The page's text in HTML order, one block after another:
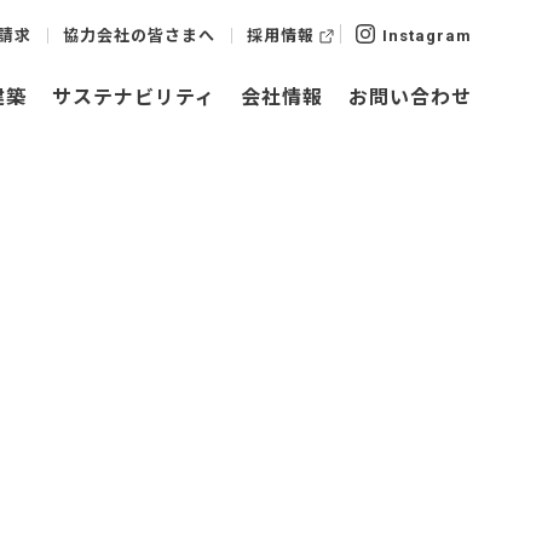
求 協力会社の皆さまへ 採用情報 Instagram
築 サステナビリティ 会社情報 お問い合わせ